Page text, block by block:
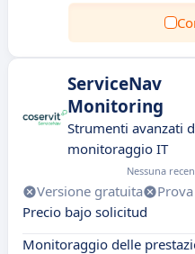
ServiceNav
Monitoring
Strumenti avanzati
monitoraggio IT
Nessuna
Versione gratuita
Precio bajo solicitud
Monitoraggio delle